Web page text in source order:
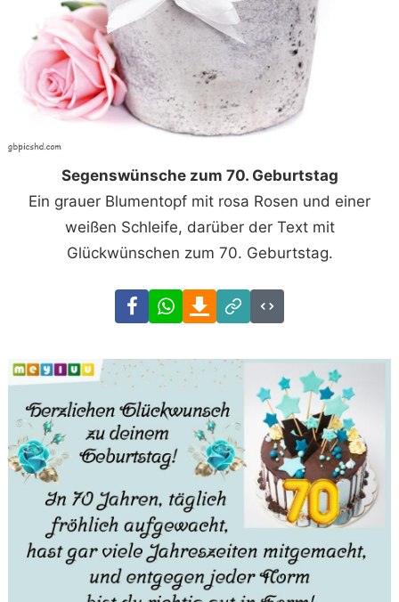
Segenswünsche zum 70. Geburtstag
Ein grauer Blumentopf mit rosa Rosen und einer
weißen Schleife, darüber der Text mit
Glückwünschen zum 70. Geburtstag.
FacebookWhatsAppDownload
Link
Code